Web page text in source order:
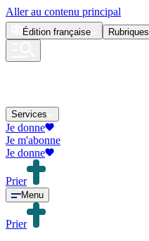
Aller au contenu principal
Édition française Rubriques
Services
Je donne
Je m'abonne
Je donne
Prier
Menu
Prier